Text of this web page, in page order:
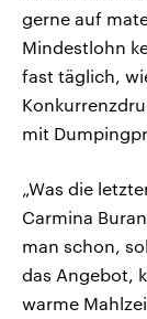
gerne auf
Mindestlohn
fast täglich,
mit
„Was die
Carmina
man schon,
das Angebot,
warme